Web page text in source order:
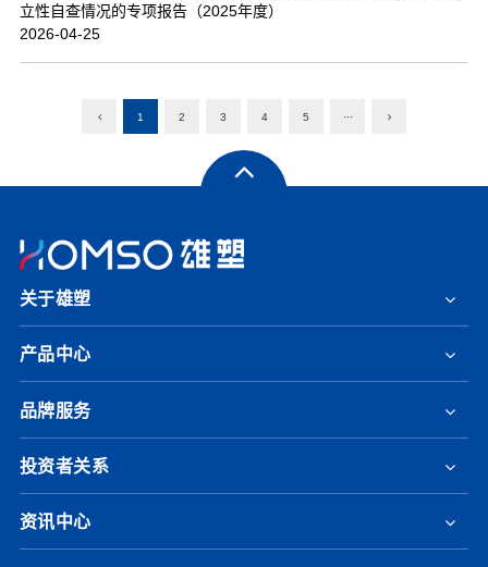
立性自查情况的专项报告（2025年度）
2026-04-25
1 2 3 4 5 ···
关于雄塑
产品中心
品牌服务
投资者关系
资讯中心